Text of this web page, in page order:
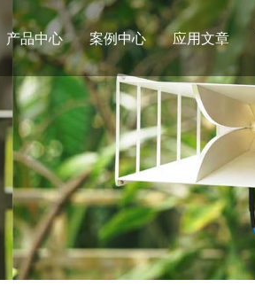
产品中心 案例中心 应用文章